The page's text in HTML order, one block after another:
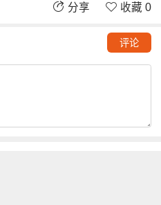
分享 收藏 0
评论